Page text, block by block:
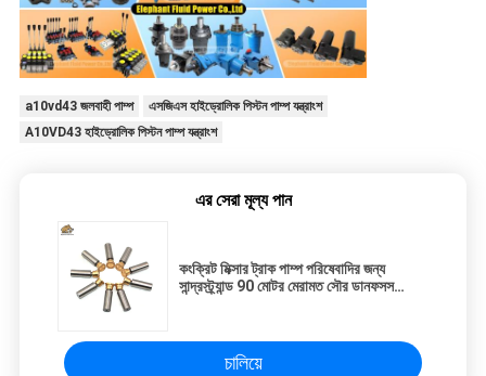
a10vd43 জলবাহী পাম্প
এসজিএস হাইড্রোলিক পিস্টন পাম্প যন্ত্রাংশ
A10VD43 হাইড্রোলিক পিস্টন পাম্প যন্ত্রাংশ
এর সেরা মূল্য পান
কংক্রিট মিক্সার ট্রাক পাম্প পরিষেবাদির জন্য
সান্দ্রস্ট্র্যান্ড 90 মোটর মেরামত সৌর ডানফসস
চালিয়ে